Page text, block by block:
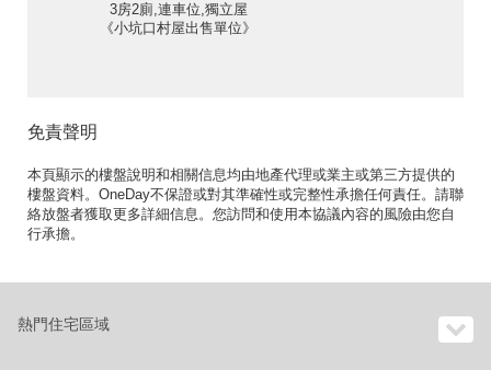
3房2廁,連車位,獨立屋
《小坑口村屋出售單位》
免責聲明
本頁顯示的樓盤說明和相關信息均由地產代理或業主或第三方提供的
樓盤資料。OneDay不保證或對其準確性或完整性承擔任何責任。請聯
絡放盤者獲取更多詳細信息。您訪問和使用本協議內容的風險由您自
行承擔。
熱門住宅區域